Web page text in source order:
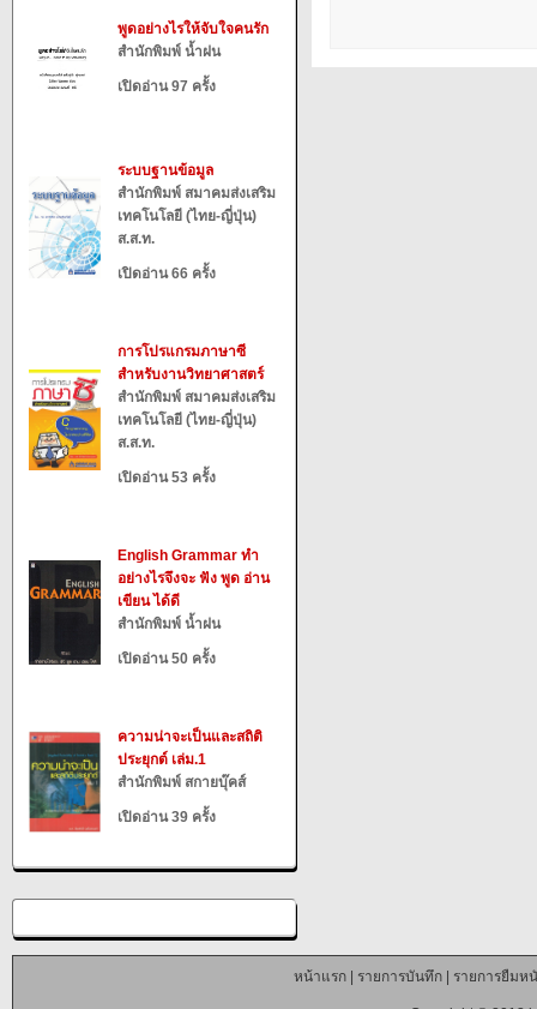
พูดอย่างไรให้จับใจคนรัก
สำนักพิมพ์ น้ำฝน
เปิดอ่าน 97 ครั้ง
ระบบฐานข้อมูล
สำนักพิมพ์ สมาคมส่งเสริม
เทคโนโลยี (ไทย-ญี่ปุ่น)
ส.ส.ท.
เปิดอ่าน 66 ครั้ง
การโปรแกรมภาษาซี
สำหรับงานวิทยาศาสตร์
สำนักพิมพ์ สมาคมส่งเสริม
เทคโนโลยี (ไทย-ญี่ปุ่น)
ส.ส.ท.
เปิดอ่าน 53 ครั้ง
English Grammar ทำ
อย่างไรจึงจะ ฟัง พูด อ่าน
เขียน ได้ดี
สำนักพิมพ์ น้ำฝน
เปิดอ่าน 50 ครั้ง
ความน่าจะเป็นและสถิติ
ประยุกต์ เล่ม.1
สำนักพิมพ์ สกายบุ๊คส์
เปิดอ่าน 39 ครั้ง
หน้าแรก| รายการบันทึก| รายการยืมห